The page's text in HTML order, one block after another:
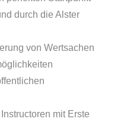
durch die Alster
von Wertsachen
mit Erste